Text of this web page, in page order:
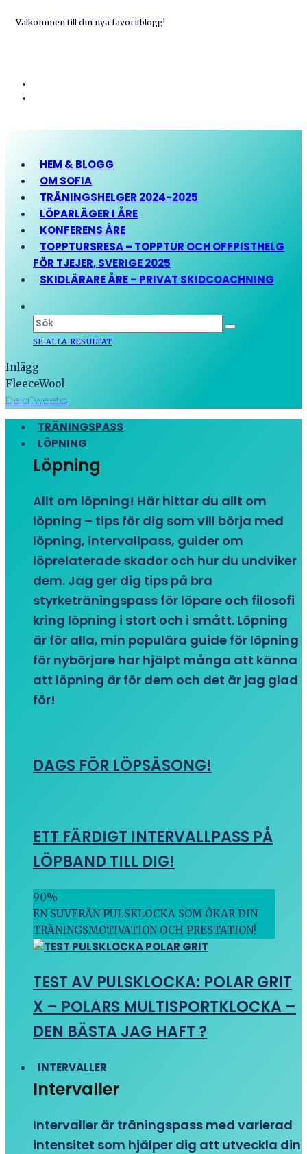
Välkommen till din nya favoritblogg!
HEM & BLOGG
OM SOFIA
TRÄNINGSHELGER 2024-2025
LÖPARLÄGER I ÅRE
KONFERENS ÅRE
TOPPTURSRESA – TOPPTUR OCH OFFPISTHELG
FÖR TJEJER, SVERIGE 2025
SKIDLÄRARE ÅRE – PRIVAT SKIDCOACHNING
SE ALLA RESULTAT
Inlägg
FleeceWool
DelaTweeta
TRÄNINGSPASS
LÖPNING
Löpning
Allt om löpning! Här hittar du allt om
löpning – tips för dig som vill börja med
löpning, intervallpass, guider om
löprelaterade skador och hur du undviker
dem. Jag ger dig tips på bra
styrketräningspass för löpare och filosofi
kring löpning i stort och i smått. Löpning
är för alla, min populära guide för löpning
för nybörjare har hjälpt många att känna
att löpning är för dem och det är jag glad
för!
DAGS FÖR LÖPSÄSONG!
ETT FÄRDIGT INTERVALLPASS PÅ
LÖPBAND TILL DIG!
90%
EN SUVERÄN PULSKLOCKA SOM ÖKAR DIN
TRÄNINGSMOTIVATION OCH PRESTATION!
TEST AV PULSKLOCKA: POLAR GRIT
X – POLARS MULTISPORTKLOCKA –
DEN BÄSTA JAG HAFT ?
INTERVALLER
Intervaller
Intervaller är träningspass med varierad
intensitet som hjälper dig att utveckla din